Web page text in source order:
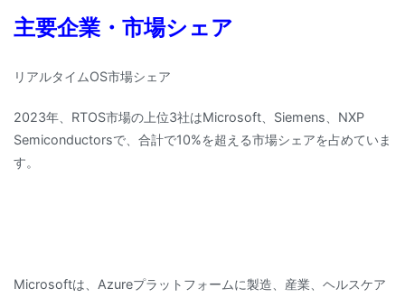
主要企業・市場シェア
リアルタイムOS市場シェア
2023年、RTOS市場の上位3社はMicrosoft、Siemens、NXP
Semiconductorsで、合計で10%を超える市場シェアを占めていま
す。
Microsoftは、Azureプラットフォームに製造、産業、ヘルスケア